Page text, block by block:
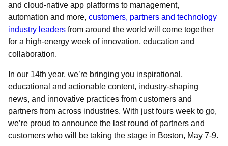
and cloud-native app platforms to management,
automation and more, customers, partners and technology
industry leaders from around the world will come together
for a high-energy week of innovation, education and
collaboration.
In our 14th year, we’re bringing you inspirational,
educational and actionable content, industry-shaping
news, and innovative practices from customers and
partners from across industries. With just fours week to go,
we’re proud to announce the last round of partners and
customers who will be taking the stage in Boston, May 7-9.